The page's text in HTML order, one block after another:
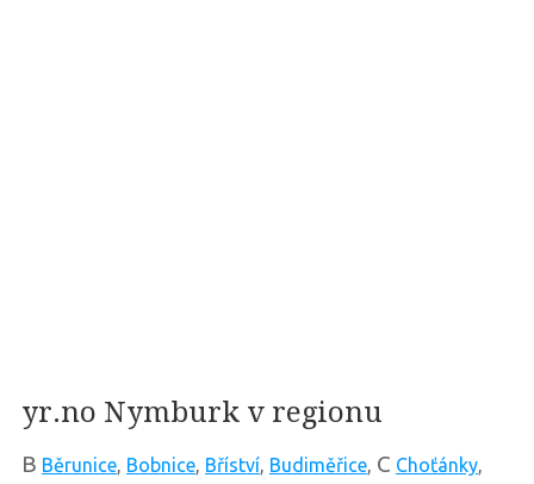
yr.no Nymburk v regionu
B Běrunice, Bobnice, Bříství, Budiměřice, C Choťánky,